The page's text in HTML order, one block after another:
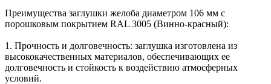
Преимущества заглушки желоба диаметром 106 мм с
порошковым покрытием RAL 3005 (Винно-красный):
1. Прочность и долговечность: заглушка изготовлена из
высококачественных материалов, обеспечивающих ее
долговечность и стойкость к воздействию атмосферных
условий.